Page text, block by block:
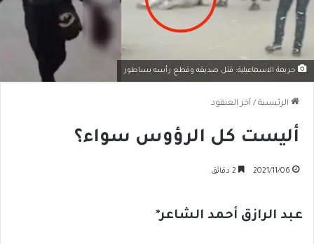
جريمة الاسماعيلية: قتل صديقه وقطع رأسه بساطور
الرئيسية / آخر العنقود
أليست كل الرؤوس سواء؟
2021/11/06
عبد الرازق أحمد الشاعر*